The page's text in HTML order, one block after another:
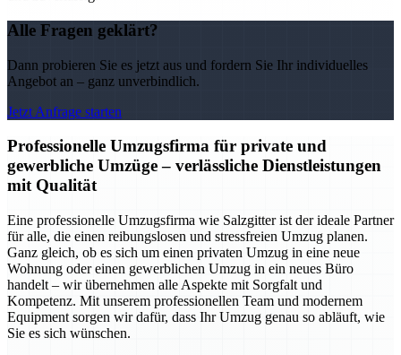
Alle Fragen geklärt?
Dann probieren Sie es jetzt aus und fordern Sie Ihr individuelles
Angebot an – ganz unverbindlich.
Jetzt Anfrage starten
Professionelle Umzugsfirma für private und
gewerbliche Umzüge – verlässliche Dienstleistungen
mit Qualität
Eine professionelle Umzugsfirma wie Salzgitter ist der ideale Partner
für alle, die einen reibungslosen und stressfreien Umzug planen.
Ganz gleich, ob es sich um einen privaten Umzug in eine neue
Wohnung oder einen gewerblichen Umzug in ein neues Büro
handelt – wir übernehmen alle Aspekte mit Sorgfalt und
Kompetenz. Mit unserem professionellen Team und modernem
Equipment sorgen wir dafür, dass Ihr Umzug genau so abläuft, wie
Sie es sich wünschen.